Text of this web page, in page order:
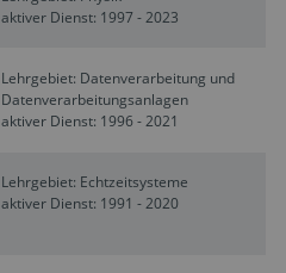
aktiver Dienst: 1997 - 2023
Lehrgebiet: Datenverarbeitung und
Datenverarbeitungsanlagen
aktiver Dienst: 1996 - 2021
Lehrgebiet: Echtzeitsysteme
aktiver Dienst: 1991 - 2020